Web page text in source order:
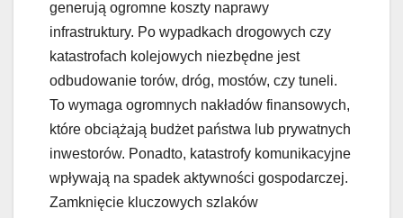
generują ogromne koszty naprawy
infrastruktury. Po wypadkach drogowych czy
katastrofach kolejowych niezbędne jest
odbudowanie torów, dróg, mostów, czy tuneli.
To wymaga ogromnych nakładów finansowych,
które obciążają budżet państwa lub prywatnych
inwestorów. Ponadto, katastrofy komunikacyjne
wpływają na spadek aktywności gospodarczej.
Zamknięcie kluczowych szlaków